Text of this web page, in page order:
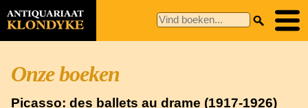
Onze boeken
Picasso: des ballets au drame (1917-1926)